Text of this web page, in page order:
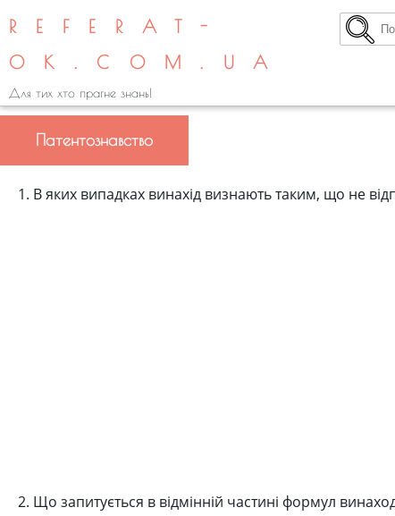
REFERAT-
OK.COM.UA
Для тих хто прагне знань!
Патентознавство
1. В яких випадках винахід визнають таким, що не
2. Що запитується в відмінній частині формул